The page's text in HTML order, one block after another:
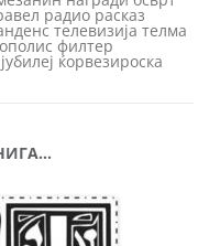
радио расказ
телевизија телма
филтер
јубилеј ќорвезироска